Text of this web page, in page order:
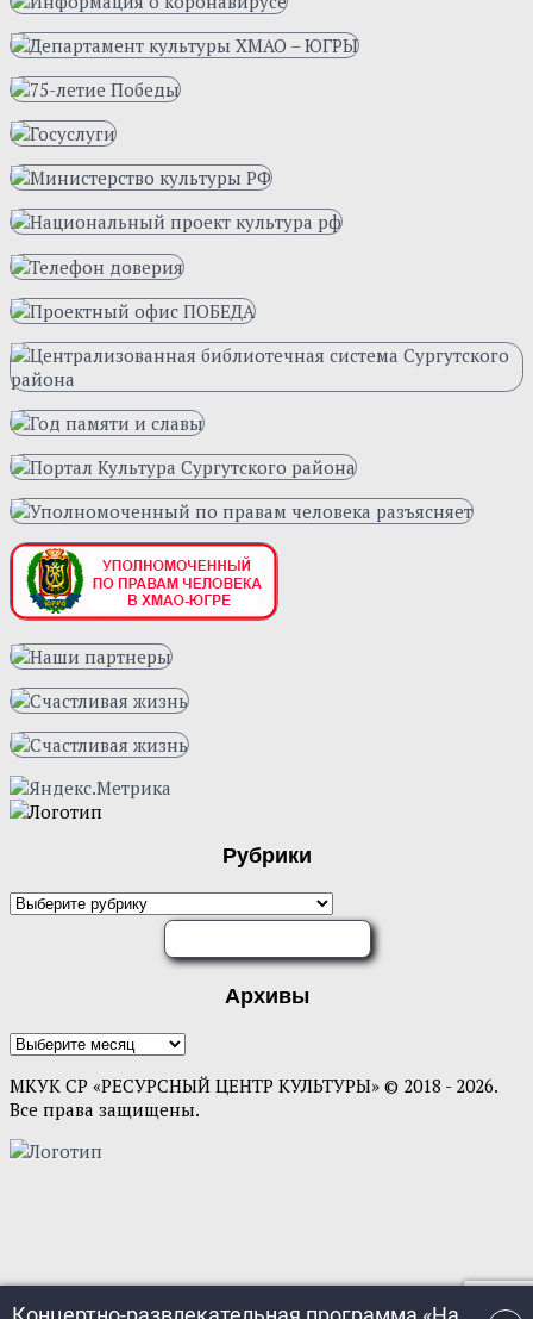
Рубрики
Архивы
МКУК СР «РЕСУРСНЫЙ ЦЕНТР КУЛЬТУРЫ» © 2018 - 2026.
Все права защищены.